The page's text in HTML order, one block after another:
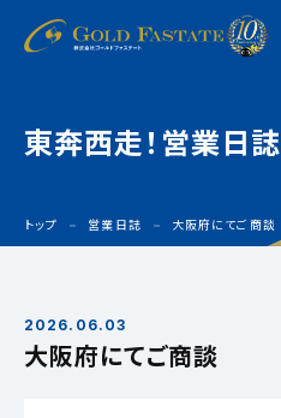
東奔西走！営業日誌
トップ 営業日誌 大阪府にてご商談
2026.06.03
大阪府にてご商談